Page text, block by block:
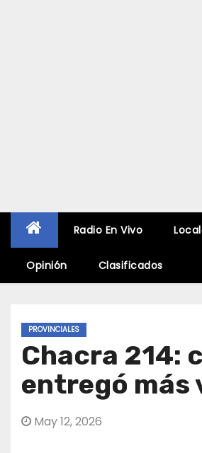
Radio En Vivo
Opinión Clasificados
PROVINCIALES
Chacra 214:
entregó más
May 12, 2026